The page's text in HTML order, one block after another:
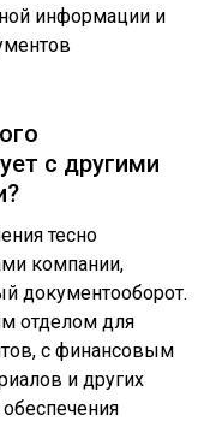
информации и
с другими
тесно
компании,
документооборот.
отделом для
с финансовым
и других